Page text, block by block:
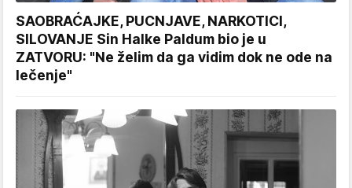
SAOBRAĆAJKE, PUCNJAVE, NARKOTICI,
SILOVANJE Sin Halke Paldum bio je u
ZATVORU: "Ne želim da ga vidim dok ne ode na
lečenje"